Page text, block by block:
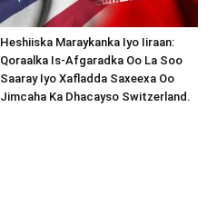
Heshiiska Maraykanka Iyo Iiraan:
Qoraalka Is-Afgaradka Oo La Soo
Saaray Iyo Xafladda Saxeexa Oo
Jimcaha Ka Dhacayso Switzerland.